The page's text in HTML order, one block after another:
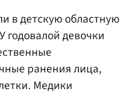
в детскую областную
годовалой девочки
ранения лица,
Медики